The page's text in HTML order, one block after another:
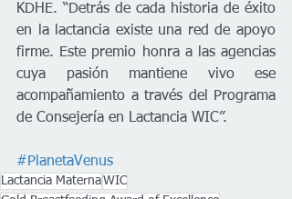
KDHE. “Detrás de cada historia de éxito
en la lactancia existe una red de apoyo
firme. Este premio honra a las agencias
cuya pasión mantiene vivo ese
acompañamiento a través del Programa
de Consejería en Lactancia WIC”.
#PlanetaVenus
Lactancia MaternaWIC